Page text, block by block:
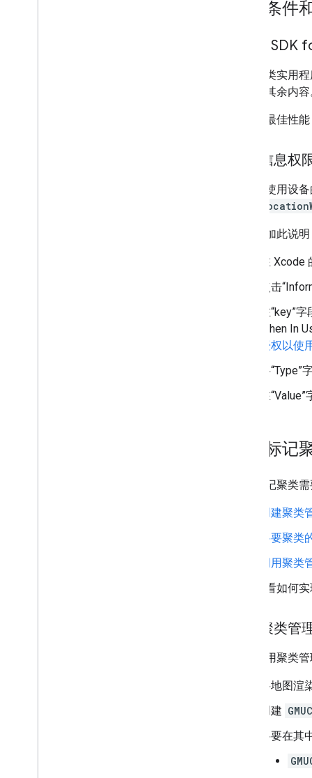
前提条件
Maps SDK
标记聚类实用
页面的其余内
为获得最佳性
位置信息权
此示例使用设
如需添加此说
在
点击
在“key”
When In
授权以使
将
在
实现标记
实现标记聚类
创建聚类
将要聚
调用聚类
如需查看如何
创建聚类管
如需使用聚类
将地图渲
创建
将要在